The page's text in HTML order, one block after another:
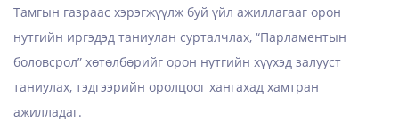
Тамгын газраас хэрэгжүүлж буй үйл ажиллагааг орон
нутгийн иргэдэд таниулан сурталчлах, “Парламентын
боловсрол” хөтөлбөрийг орон нутгийн хүүхэд залууст
таниулах, тэдгээрийн оролцоог хангахад хамтран
ажилладаг.